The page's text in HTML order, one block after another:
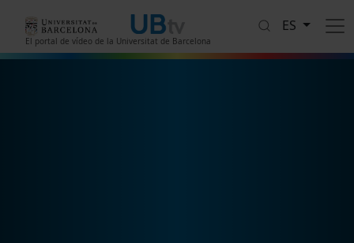
El portal de vídeo de la Universitat de Barcelona
ES